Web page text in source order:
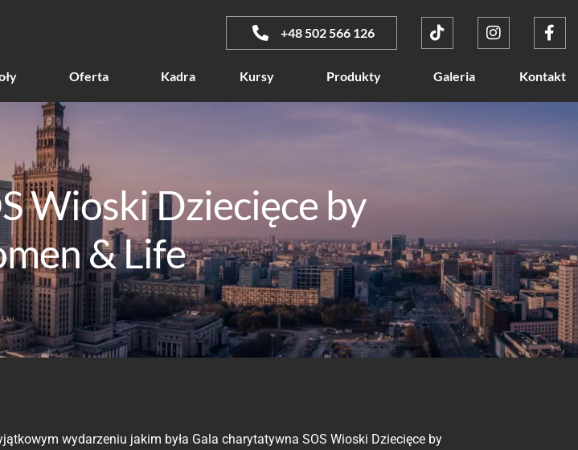
+48 502 566 126
Oferta Kadra Kursy Produkty Galeria Kontakt
Wioski Dziecięce by
& Life
wydarzeniu jakim była Gala charytatywna SOS Wioski Dziecięce by